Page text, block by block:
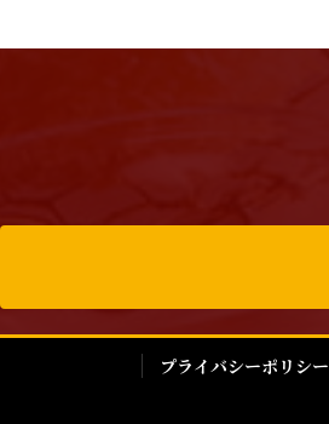
プライバシーポリシー